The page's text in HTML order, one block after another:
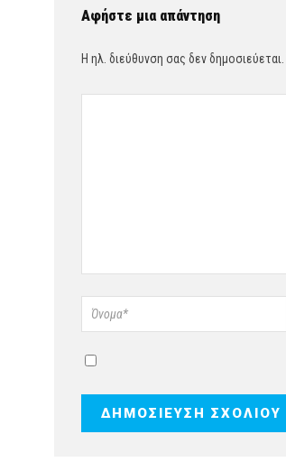
Αφήστε μια απάντηση
Η ηλ. διεύθυνση σας δεν δημοσιεύεται.